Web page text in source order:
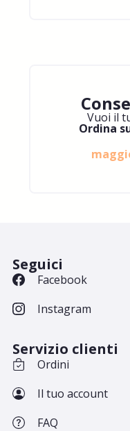
Vuoi il
Ordina
Servizio clienti
Ordini
Il tuo account
FAQ
Seguici
Facebook
Instagram